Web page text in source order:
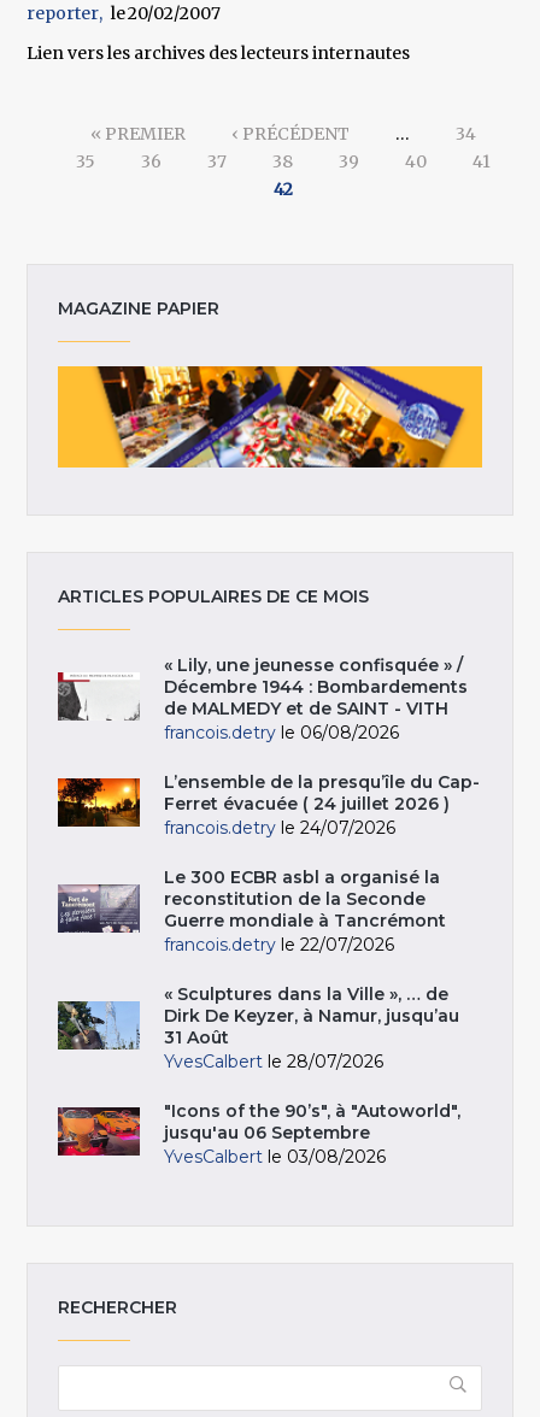
reporter
20/02/2007
Lien vers les archives des lecteurs internautes
« PREMIER ‹ PRÉCÉDENT …
34
35
36 37 38 39 40
41
42
MAGAZINE PAPIER
ARTICLES POPULAIRES DE CE MOIS
« Lily, une jeunesse confisquée » /
Décembre 1944 : Bombardements
de MALMEDY et de SAINT - VITH
francois.detry le 06/08/2026
L’ensemble de la presqu’île du Cap-
Ferret évacuée ( 24 juillet 2026 )
francois.detry le 24/07/2026
Le 300 ECBR asbl a organisé la
reconstitution de la Seconde
Guerre mondiale à Tancrémont
francois.detry le 22/07/2026
« Sculptures dans la Ville », … de
Dirk De Keyzer, à Namur, jusqu’au
31 Août
YvesCalbert le 28/07/2026
"Icons of the 90’s", à "Autoworld",
jusqu'au 06 Septembre
YvesCalbert le 03/08/2026
RECHERCHER